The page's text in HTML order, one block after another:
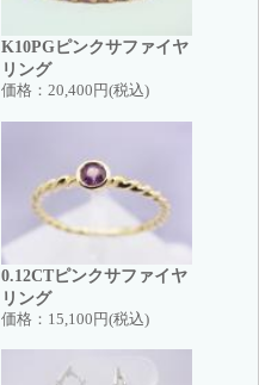
K10PGピンクサファイヤ
リング
価格： 20,400円(税込)
0.12CTピンクサファイヤ
リング
価格： 15,100円(税込)